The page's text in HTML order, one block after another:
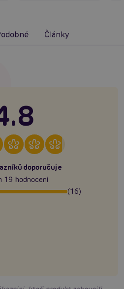
Články
doporučuje
19 hodnocení
(16)